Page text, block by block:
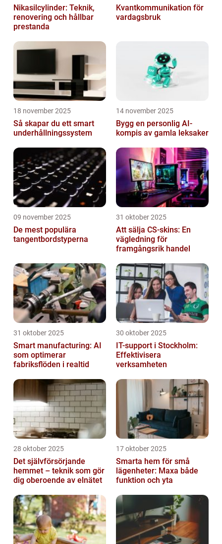
Nikasilcylinder: Teknik,
renovering och hållbar
prestanda
Kvantkommunikation för
vardagsbruk
18 november 2025
Så skapar du ett smart
underhållningssystem
14 november 2025
Bygg en personlig AI-
kompis av gamla leksaker
09 november 2025
De mest populära
tangentbordstyperna
31 oktober 2025
Att sälja CS-skins: En
vägledning för
framgångsrik handel
31 oktober 2025
Smart manufacturing: AI
som optimerar
fabriksflöden i realtid
30 oktober 2025
IT-support i Stockholm:
Effektivisera
verksamheten
28 oktober 2025
Det självförsörjande
hemmet – teknik som gör
dig oberoende av elnätet
17 oktober 2025
Smarta hem för små
lägenheter: Maxa både
funktion och yta